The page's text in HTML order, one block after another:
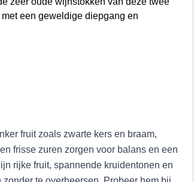
een geweldige diepgang en
op de markt gebracht. Met zo'n 200 hectare
meest toonaangevende wijnbedrijven. Dit
in het mooiste gedeelte van de
geschikt terroir gelegen op grote hoogte.
Prestigieuze Top 100 van werelds beste
fruit zoals zwarte kers en braam,
frisse zuren zorgen voor balans en een
rijke fruit, spannende kruidentonen en